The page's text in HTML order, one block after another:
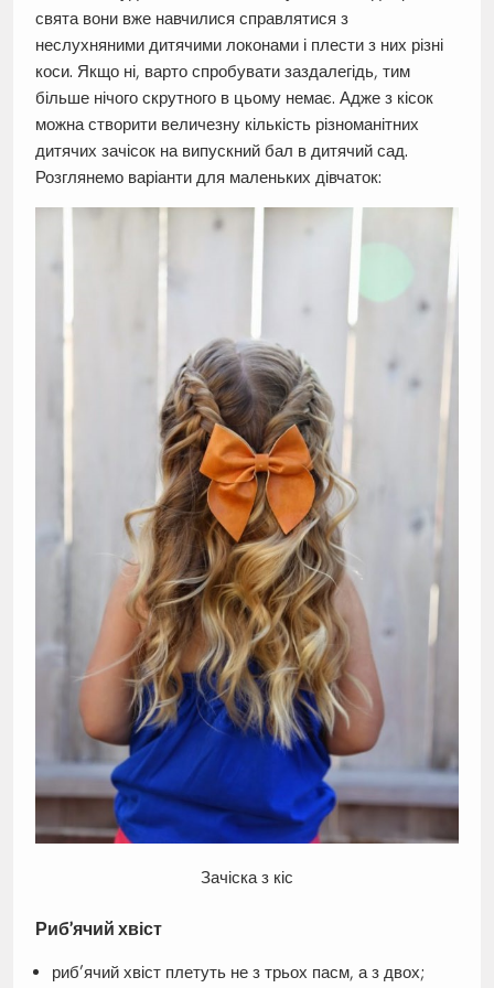
свята вони вже навчилися справлятися з
неслухняними дитячими локонами і плести з них різні
коси. Якщо ні, варто спробувати заздалегідь, тим
більше нічого скрутного в цьому немає. Адже з кісок
можна створити величезну кількість різноманітних
дитячих зачісок на випускний бал в дитячий сад.
Розглянемо варіанти для маленьких дівчаток:
Зачіска з кіс
Риб’ячий хвіст
риб’ячий хвіст плетуть не з трьох пасм, а з двох;